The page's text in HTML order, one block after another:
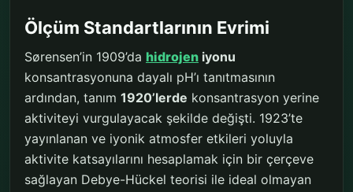
Ölçüm Standartlarının Evrimi
Sørensen’in 1909’da hidrojen iyonu
konsantrasyonuna dayalı pH’ı tanıtmasının
ardından, tanım 1920’lerde konsantrasyon yerine
aktiviteyi vurgulayacak şekilde değişti. 1923’te
yayınlanan ve iyonik atmosfer etkileri yoluyla
aktivite katsayılarını hesaplamak için bir çerçeve
sağlayan Debye-Hückel teorisi ile ideal olmayan